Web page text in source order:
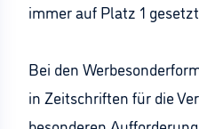
immer auf Platz 1
Bei den
in Zeitschriften für die